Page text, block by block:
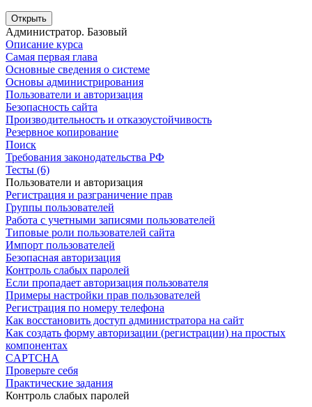
Открыть
Администратор. Базовый
Описание курса
Самая первая глава
Основные сведения о системе
Основы администрирования
Пользователи и авторизация
Безопасность сайта
Производительность и отказоустойчивость
Резервное копирование
Поиск
Требования законодательства РФ
Тесты (6)
Пользователи и авторизация
Регистрация и разграничение прав
Группы пользователей
Работа с учетными записями пользователей
Типовые роли пользователей сайта
Импорт пользователей
Безопасная авторизация
Контроль слабых паролей
Если пропадает авторизация пользователя
Примеры настройки прав пользователей
Регистрация по номеру телефона
Как восстановить доступ администратора на сайт
Как создать форму авторизации (регистрации) на простых
компонентах
CAPTCHA
Проверьте себя
Практические задания
Контроль слабых паролей